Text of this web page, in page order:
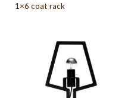
1×6 coat rack